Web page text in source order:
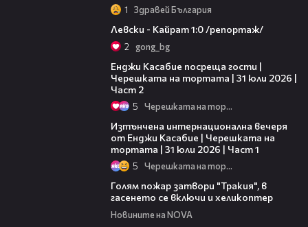
1 Здравей България
Левски - Кайрат 1:0 /репортаж/
2 gong_bg
Енджи Касабие посреща гости |
Черешката на тортата | 31 юли 2026 |
Част 2
5 Черешката на тортата
Изтънчена интернационална вечеря
от Енджи Касабие | Черешката на
тортата | 31 юли 2026 | Част 1
5 Черешката на тортата
Голям пожар затвори "Тракия", в
гасенето се включи и хеликоптер
Новините на NOVA